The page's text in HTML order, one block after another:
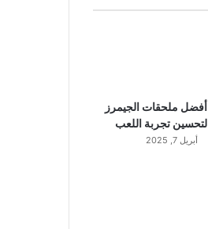
ت
ا
م
k
k
س
أفضل ملحقات الجيمرز
لتحسين تجربة اللعب
أبريل 7, 2025